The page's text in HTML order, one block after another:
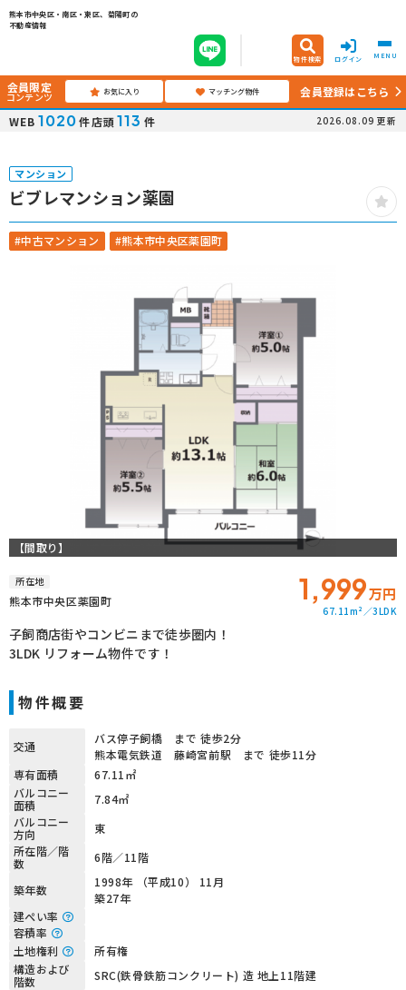
熊本市中央区・南区・東区、菊陽町の
不動産情報
物件検索 ログイン MENU
会員限定
コンテンツ お気に入り マッチング物件
会員登録はこちら
WEB 1020 件店頭113 件 2026.08.09 更新
マンション
ビブレマンション薬園
#中古マンション #熊本市中央区薬園町
【間取り】
所在地
熊本市中央区薬園町 1,999万円
67.11m² 3LDK
子飼商店街やコンビニまで徒歩圏内！
3LDK リフォーム物件です！
物件概要
交通
バス停子飼橋 まで 徒歩2分
熊本電気鉄道 藤崎宮前駅 まで 徒歩11分
専有面積
67.11㎡
バルコニー
面積
7.84㎡
バルコニー
方向
東
所在階／階
数
6階／11階
築年数
1998年 （平成10） 11月
築27年
建ぺい率
容積率
土地権利
所有権
構造および
階数
SRC(鉄骨鉄筋コンクリート) 造 地上11階建